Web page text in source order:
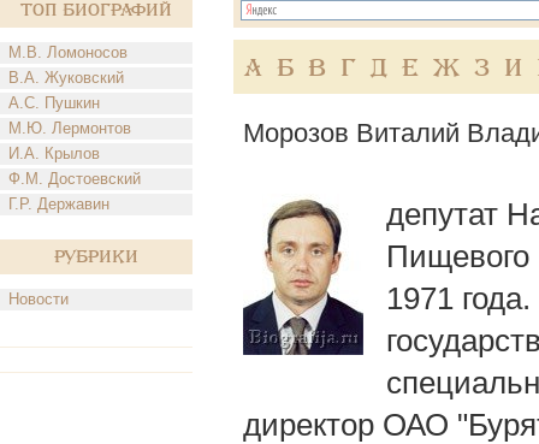
Топ Биографий
М.В. Ломоносов
В.А. Жуковский
А.С. Пушкин
М.Ю. Лермонтов
И.А. Крылов
Ф.М. Достоевский
Г.Р. Державин
Рубрики
Новости
А Б В Г Д Е Ж З И
Морозов Виталий
депутат
Пищевого
1971
директор ОАО